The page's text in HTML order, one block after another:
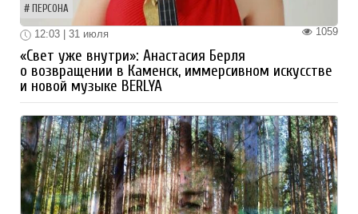
ПЕРСОНА
1059
12:03 | 31 июля
«Свет уже внутри»: Анастасия Берля
о возвращении в Каменск, иммерсивном искусстве
и новой музыке BERLYA